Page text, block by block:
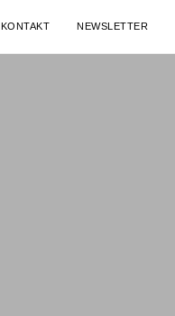
KONTAKT NEWSLETTER